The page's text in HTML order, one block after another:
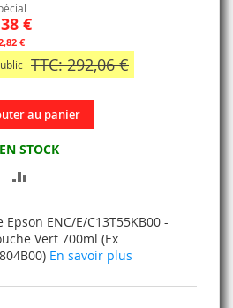
€
€
TTC: 292,06 €
au panier
EN STOCK
COMPARATEUR
Epson ENC/E/C13T55KB00 -
Vert 700ml (Ex
En savoir plus